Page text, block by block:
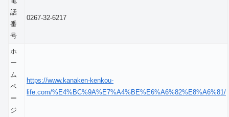
話
番
号
0267-32-6217
ホ
ー
ム
ペ
ー
ジ
https://www.kanaken-kenkou-
life.com/%E4%BC%9A%E7%A4%BE%E6%A6%82%E8%A6%81/